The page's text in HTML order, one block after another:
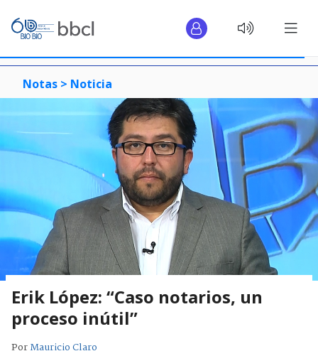
Notas > Noticia
Erik López: “Caso notarios, un
proceso inútil”
PorMauricio Claro